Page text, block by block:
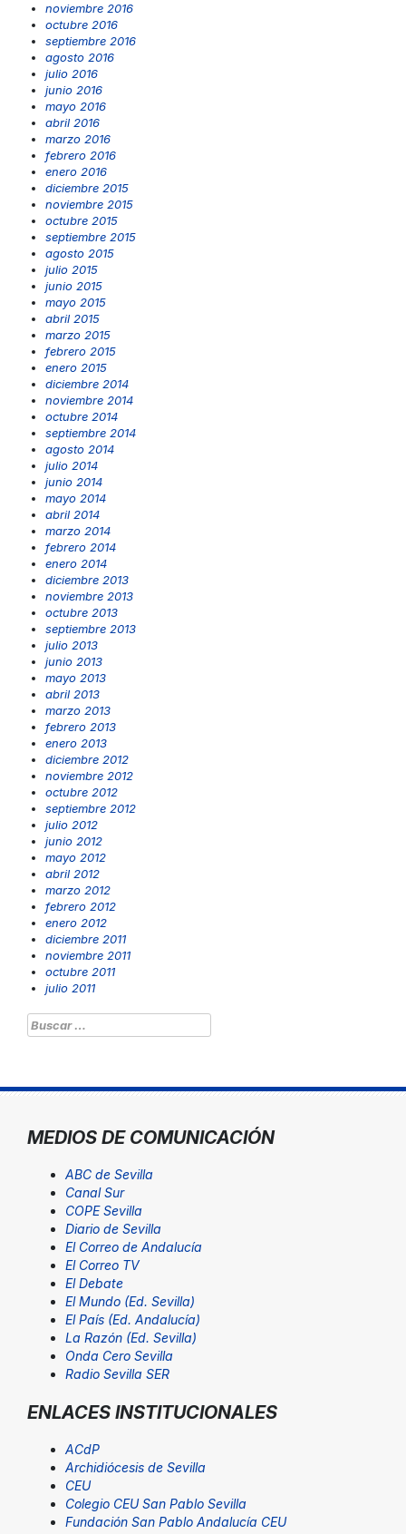
noviembre 2016
octubre 2016
septiembre 2016
agosto 2016
julio 2016
junio 2016
mayo 2016
abril 2016
marzo 2016
febrero 2016
enero 2016
diciembre 2015
noviembre 2015
octubre 2015
septiembre 2015
agosto 2015
julio 2015
junio 2015
mayo 2015
abril 2015
marzo 2015
febrero 2015
enero 2015
diciembre 2014
noviembre 2014
octubre 2014
septiembre 2014
agosto 2014
julio 2014
junio 2014
mayo 2014
abril 2014
marzo 2014
febrero 2014
enero 2014
diciembre 2013
noviembre 2013
octubre 2013
septiembre 2013
julio 2013
junio 2013
mayo 2013
abril 2013
marzo 2013
febrero 2013
enero 2013
diciembre 2012
noviembre 2012
octubre 2012
septiembre 2012
julio 2012
junio 2012
mayo 2012
abril 2012
marzo 2012
febrero 2012
enero 2012
diciembre 2011
noviembre 2011
octubre 2011
julio 2011
Buscar:
MEDIOS DE COMUNICACIÓN
ABC de Sevilla
Canal Sur
COPE Sevilla
Diario de Sevilla
El Correo de Andalucía
El Correo TV
El Debate
El Mundo (Ed. Sevilla)
El País (Ed. Andalucía)
La Razón (Ed. Sevilla)
Onda Cero Sevilla
Radio Sevilla SER
ENLACES INSTITUCIONALES
ACdP
Archidiócesis de Sevilla
CEU
Colegio CEU San Pablo Sevilla
Fundación San Pablo Andalucía CEU